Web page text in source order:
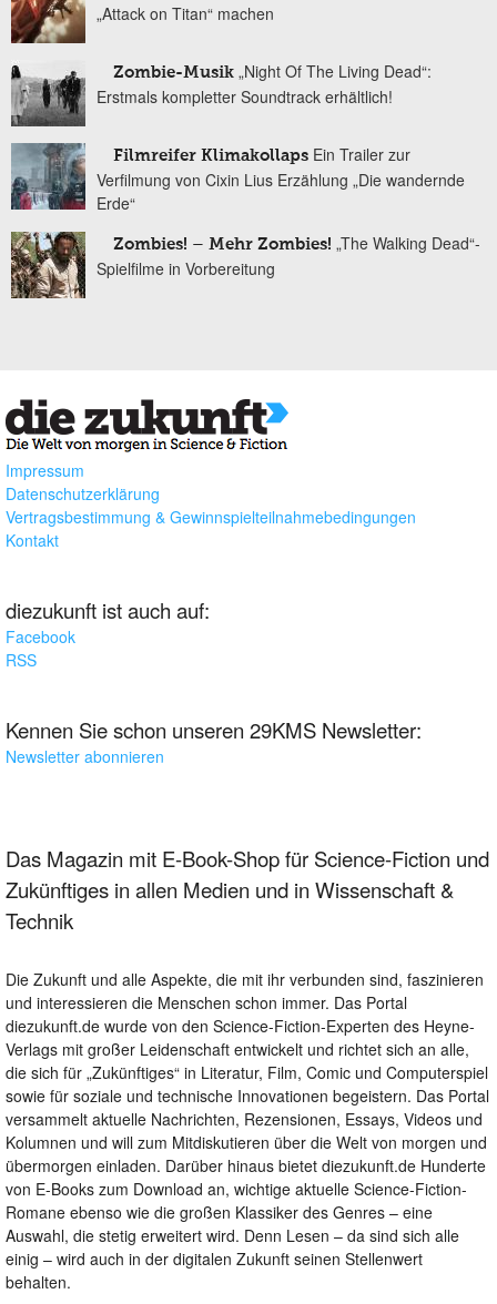
„Attack on Titan“ machen
Zombie-Musik „Night Of The Living Dead“:
Erstmals kompletter Soundtrack erhältlich!
Filmreifer Klimakollaps Ein Trailer zur
Verfilmung von Cixin Lius Erzählung „Die wandernde
Erde“
Zombies! – Mehr Zombies! „The Walking Dead“-
Spielfilme in Vorbereitung
Impressum
Datenschutzerklärung
Vertragsbestimmung & Gewinnspielteilnahmebedingungen
Kontakt
diezukunft ist auch auf:
Facebook
RSS
Kennen Sie schon unseren 29KMS Newsletter:
Newsletter abonnieren
Das Magazin mit E-Book-Shop für Science-Fiction und
Zukünftiges in allen Medien und in Wissenschaft &
Technik
Die Zukunft und alle Aspekte, die mit ihr verbunden sind, faszinieren
und interessieren die Menschen schon immer. Das Portal
diezukunft.de wurde von den Science-Fiction-Experten des Heyne-
Verlags mit großer Leidenschaft entwickelt und richtet sich an alle,
die sich für „Zukünftiges“ in Literatur, Film, Comic und Computerspiel
sowie für soziale und technische Innovationen begeistern. Das Portal
versammelt aktuelle Nachrichten, Rezensionen, Essays, Videos und
Kolumnen und will zum Mitdiskutieren über die Welt von morgen und
übermorgen einladen. Darüber hinaus bietet diezukunft.de Hunderte
von E-Books zum Download an, wichtige aktuelle Science-Fiction-
Romane ebenso wie die großen Klassiker des Genres – eine
Auswahl, die stetig erweitert wird. Denn Lesen – da sind sich alle
einig – wird auch in der digitalen Zukunft seinen Stellenwert
behalten.